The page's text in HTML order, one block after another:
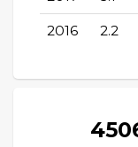
2016 2.2